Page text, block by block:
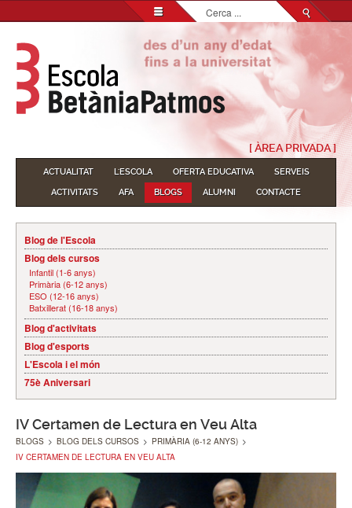
Cerca
...
[ ÀREA PRIVADA ]
ACTUALITAT L'ESCOLA OFERTA EDUCATIVA
SERVEIS
ACTIVITATS
AFA BLOGS ALUMNI CONTACTE
Blog de l'Escola
Blog dels cursos
Infantil (1-6 anys)
Primària (6-12 anys)
ESO (12-16 anys)
Batxillerat (16-18 anys)
Blog d'activitats
Blog d'esports
L'Escola i el món
75è Aniversari
IV Certamen de Lectura en Veu Alta
BLOGS > BLOG DELS CURSOS > PRIMÀRIA (6-12 ANYS) >
IV CERTAMEN DE LECTURA EN VEU ALTA